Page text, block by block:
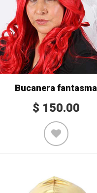
Bucanera fantasma
$ 150.00